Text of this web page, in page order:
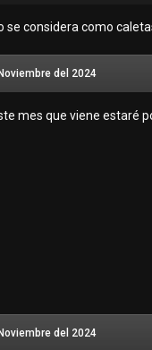
lo puedo publicar
se considera como
del 2024
mes que viene estaré
del 2024